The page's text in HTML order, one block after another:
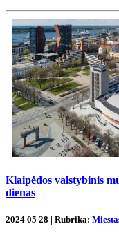
Klaipėdos valstybinis
dienas
2024 05 28 | Rubrika: